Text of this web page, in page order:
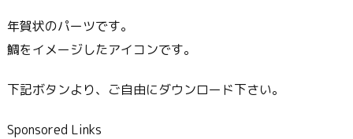
年賀状のパーツです。
鯛をイメージしたアイコンです。
下記ボタンより、ご自由にダウンロード下さい。
Sponsored Links